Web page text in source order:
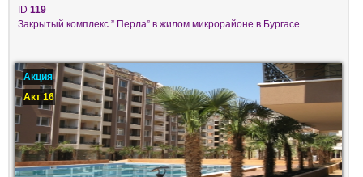
ID 119
Закрытый комплекс ” Перла” в жилом микрорайоне в Бургасе
Акция
Акт 16